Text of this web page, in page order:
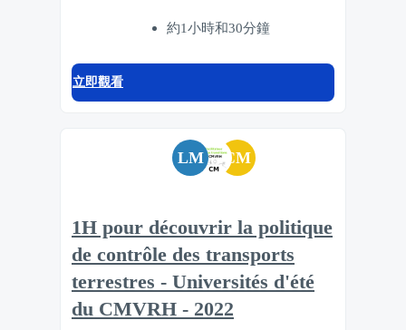
約1小時和30分鐘
立即觀看
LM CM
1H pour découvrir la politique
de contrôle des transports
terrestres - Universités d'été
du CMVRH - 2022